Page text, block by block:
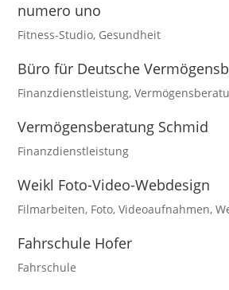
numero uno
Fitness-Studio, Gesundheit
Büro für Deutsche
Finanzdienstleistung,
Vermögensberatung Schmid
Finanzdienstleistung
Weikl Foto-Video-Webdesign
Filmarbeiten, Foto,Videoaufnahmen,
Fahrschule Hofer
Fahrschule